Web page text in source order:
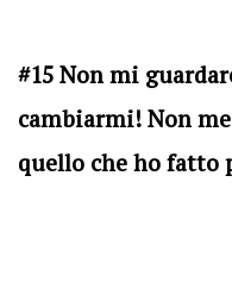
#15 Non mi
cambiarmi! Non
quello che ho fatto